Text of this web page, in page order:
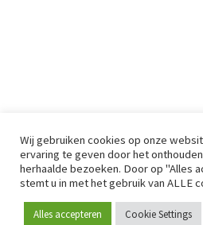
Word lid
Wij gebruiken cookies op onze
ervaring te geven door het
herhaalde bezoeken. Door op "Alles
stemt u in met het gebruik van ALLE
Alles accepteren Cookie Settings